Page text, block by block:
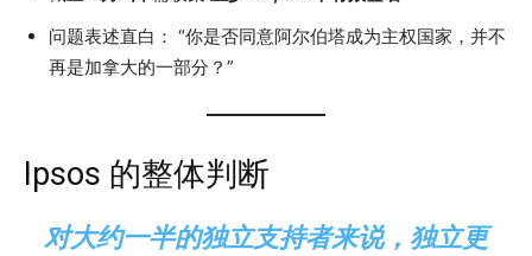
问题表述直白： “你是否同意阿尔伯塔成为主权国家，并不
再是加拿大的一部分？”
Ipsos 的整体判断
对大约一半的独立支持者来说，独立更